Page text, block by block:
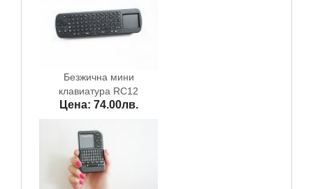
Безжична мини
клавиатура RC12
Цена: 74.00лв.